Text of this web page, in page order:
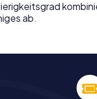
ab.